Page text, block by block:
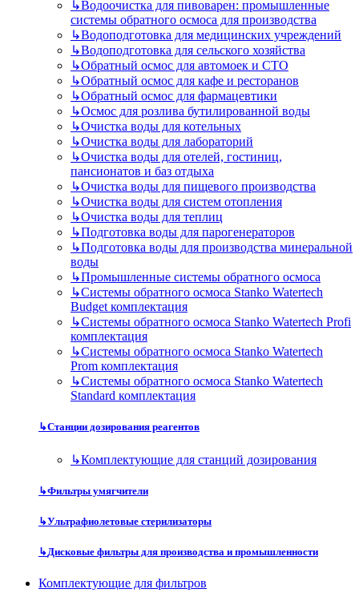
↳Водоочистка для пивоварен: промышленные
системы обратного осмоса для производства
↳Водоподготовка для медицинских учреждений
↳Водоподготовка для сельского хозяйства
↳Обратный осмос для автомоек и СТО
↳Обратный осмос для кафе и ресторанов
↳Обратный осмос для фармацевтики
↳Осмос для розлива бутилированной воды
↳Очистка воды для котельных
↳Очистка воды для лабораторий
↳Очистка воды для отелей, гостиниц,
пансионатов и баз отдыха
↳Очистка воды для пищевого производства
↳Очистка воды для систем отопления
↳Очистка воды для теплиц
↳Подготовка воды для парогенераторов
↳Подготовка воды для производства минеральной
воды
↳Промышленные системы обратного осмоса
↳Системы обратного осмоса Stanko Watertech
Budget комплектация
↳Системы обратного осмоса Stanko Watertech Profi
комплектация
↳Системы обратного осмоса Stanko Watertech
Prom комплектация
↳Системы обратного осмоса Stanko Watertech
Standard комплектация
↳Станции дозирования реагентов
↳Комплектующие для станций дозирования
↳Фильтры умягчители
↳Ультрафиолетовые стерилизаторы
↳Дисковые фильтры для производства и промышленности
Комплектующие для фильтров